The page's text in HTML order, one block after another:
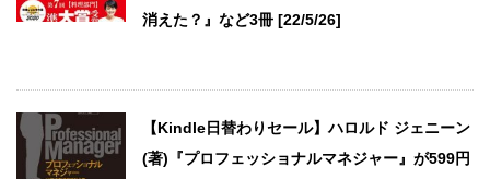
消えた？』など3冊 [22/5/26]
【Kindle日替わりセール】ハロルド ジェニーン
(著)『プロフェッショナルマネジャー』が599円